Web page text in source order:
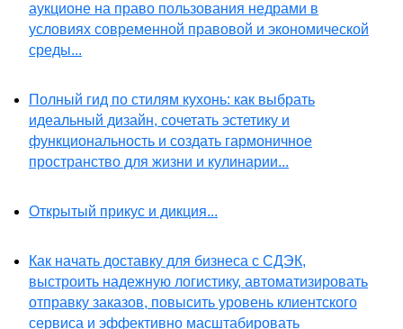
аукционе на право пользования недрами в
условиях современной правовой и экономической
среды...
Полный гид по стилям кухонь: как выбрать
идеальный дизайн, сочетать эстетику и
функциональность и создать гармоничное
пространство для жизни и кулинарии...
Открытый прикус и дикция...
Как начать доставку для бизнеса с СДЭК,
выстроить надежную логистику, автоматизировать
отправку заказов, повысить уровень клиентского
сервиса и эффективно масштабировать